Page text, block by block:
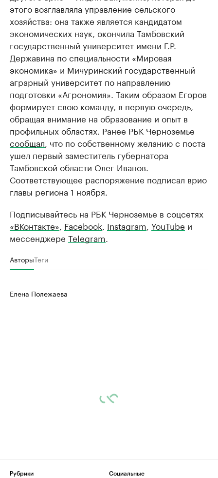
этого возглавляла управление сельского
хозяйства: она также является кандидатом
экономических наук, окончила Тамбовский
государственный университет имени Г.Р.
Державина по специальности «Мировая
экономика» и Мичуринский государственный
аграрный университет по направлению
подготовки «Агрономия». Таким образом Егоров
формирует свою команду, в первую очередь,
обращая внимание на образование и опыт в
профильных областях. Ранее РБК Черноземье
сообщал, что по собственному желанию с поста
ушел первый заместитель губернатора
Тамбовской области Олег Иванов.
Соответствующее распоряжение подписал врио
главы региона 1 ноября.
Подписывайтесь на РБК Черноземье в соцсетях
«ВКонтакте», Facebook, Instagram, YouTube и
мессенджере Telegram.
АвторыТеги
Елена Полежаева
Рубрики
Социальные